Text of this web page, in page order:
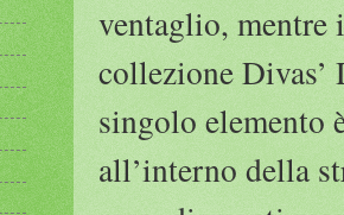
ventaglio, mentre
collezione
singolo elemento
all’interno della